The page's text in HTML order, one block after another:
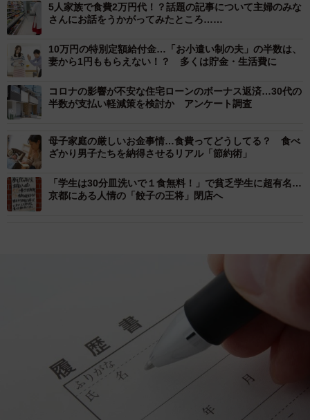
5人家族で食費2万円代！？話題の記事について主婦のみな
さんにお話をうかがってみたところ……
10万円の特別定額給付金…「お小遣い制の夫」の半数は、
妻から1円ももらえない！？ 多くは貯金・生活費に
コロナの影響が不安な住宅ローンのボーナス返済…30代の
半数が支払い軽減策を検討か アンケート調査
母子家庭の厳しいお金事情…食費ってどうしてる？ 食べ
ざかり男子たちを納得させるリアル「節約術」
「学生は30分皿洗いで１食無料！」で貧乏学生に超有名…
京都にある人情の「餃子の王将」閉店へ